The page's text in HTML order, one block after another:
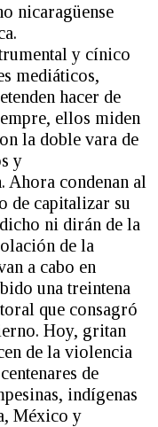
nicaragüense
y cínico
mediáticos,
hacer de
ellos miden
la doble vara de
y
Ahora condenan al
de capitalizar su
ni dirán de la
de la
a cabo en
una treintena
que consagró
Hoy, gritan
de la violencia
de
indígenas
México y